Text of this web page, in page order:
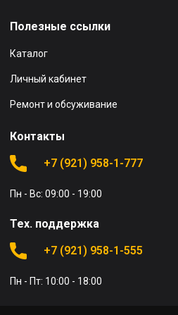
Полезные ссылки
Каталог
Личный кабинет
Ремонт и обсуживание
Контакты
+7 (921) 958-1-777
Пн - Вс: 09:00 - 19:00
Тех. поддержка
+7 (921) 958-1-555
Пн - Пт: 10:00 - 18:00